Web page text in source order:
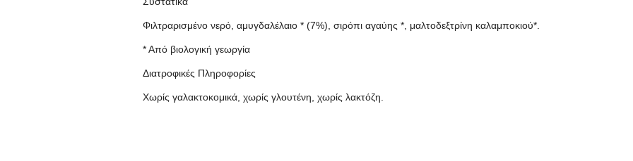
Φιλτραρισμένο νερό, αμυγδαλέλαιο * (7%), σιρόπι αγαύης *, μαλτοδεξτρίνη καλαμποκιού*.
* Από βιολογική γεωργία
Διατροφικές Πληροφορίες
Χωρίς γαλακτοκομικά, χωρίς γλουτένη, χωρίς λακτόζη.